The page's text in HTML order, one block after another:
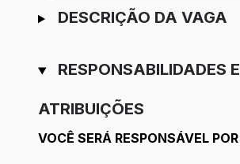
DESCRIÇÃO DA VAGA
RESPONSABILIDADES E
ATRIBUIÇÕES
VOCÊ SERÁ RESPONSÁVEL POR